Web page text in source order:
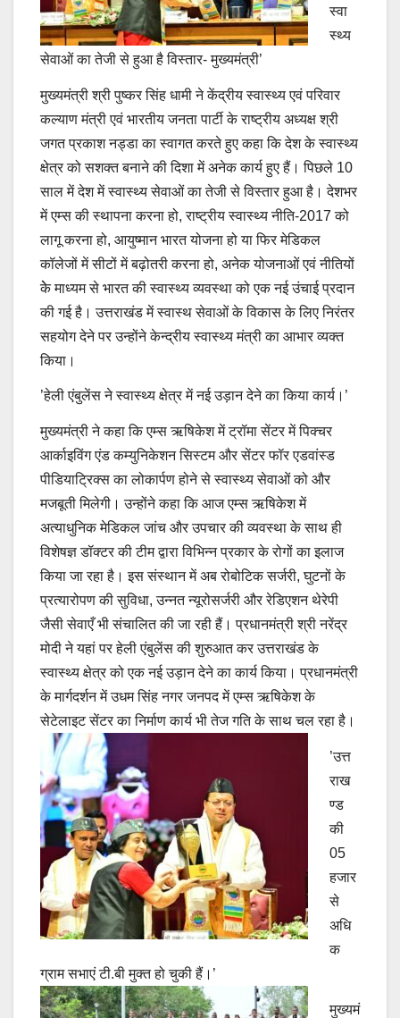
स्वा
स्थ्य
सेवाओं का तेजी से हुआ है विस्तार- मुख्यमंत्री’
मुख्यमंत्री श्री पुष्कर सिंह धामी ने केंद्रीय स्वास्थ्य एवं परिवार
कल्याण मंत्री एवं भारतीय जनता पार्टी के राष्ट्रीय अध्यक्ष श्री
जगत प्रकाश नड्डा का स्वागत करते हुए कहा कि देश के स्वास्थ्य
क्षेत्र को सशक्त बनाने की दिशा में अनेक कार्य हुए हैं। पिछले 10
साल में देश में स्वास्थ्य सेवाओं का तेजी से विस्तार हुआ है। देशभर
में एम्स की स्थापना करना हो, राष्ट्रीय स्वास्थ्य नीति-2017 को
लागू करना हो, आयुष्मान भारत योजना हो या फिर मेडिकल
कॉलेजों में सीटों में बढ़ोतरी करना हो, अनेक योजनाओं एवं नीतियों
केे माध्यम से भारत की स्वास्थ्य व्यवस्था को एक नई उंचाई प्रदान
की गई है। उत्तराखंड में स्वास्थ सेवाओं के विकास के लिए निरंतर
सहयोग देने पर उन्होंने केन्द्रीय स्वास्थ्य मंत्री का आभार व्यक्त
किया।
’हेली एंबुलेंस ने स्वास्थ्य क्षेत्र में नई उड़ान देने का किया कार्य।’
मुख्यमंत्री ने कहा कि एम्स ऋषिकेश में ट्रॉमा सेंटर में पिक्चर
आर्काइविंग एंड कम्युनिकेशन सिस्टम और सेंटर फॉर एडवांस्ड
पीडियाट्रिक्स का लोकार्पण होने से स्वास्थ्य सेवाओं को और
मजबूती मिलेगी। उन्होंने कहा कि आज एम्स ऋषिकेश में
अत्याधुनिक मेडिकल जांच और उपचार की व्यवस्था के साथ ही
विशेषज्ञ डॉक्टर की टीम द्वारा विभिन्न प्रकार के रोगों का इलाज
किया जा रहा है। इस संस्थान में अब रोबोटिक सर्जरी, घुटनों के
प्रत्यारोपण की सुविधा, उन्नत न्यूरोसर्जरी और रेडिएशन थेरेपी
जैसी सेवाएँ भी संचालित की जा रही हैं। प्रधानमंत्री श्री नरेंद्र
मोदी ने यहां पर हेली एंबुलेंस की शुरुआत कर उत्तराखंड के
स्वास्थ्य क्षेत्र को एक नई उड़ान देने का कार्य किया। प्रधानमंत्री
के मार्गदर्शन में उधम सिंह नगर जनपद में एम्स ऋषिकेश के
सेटेलाइट सेंटर का निर्माण कार्य भी तेज गति के साथ चल रहा है।
’उत्त
राख
ण्ड
की
05
हजार
से
अधि
क
ग्राम सभाएं टी.बी मुक्त हो चुकी हैं।’
मुख्यमं